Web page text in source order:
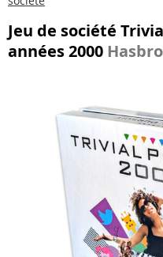
Jeu de société
années 2000 Hasbro